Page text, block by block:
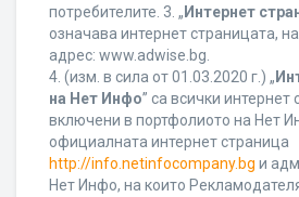
потребителите. 3. „ Интернет
означава интернет страницата,
адрес: www.adwise.bg.
4. (изм. в сила от 01.03.2020 г.) „
на Нет Инфо” са всички интернет
включени в портфолиото на Нет
официалната интернет страница
http://info.netinfocompany.bg и
Нет Инфо, на които